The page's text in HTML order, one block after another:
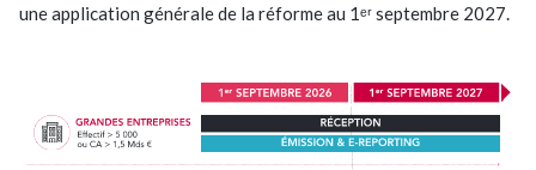
une application générale de la réforme au 1ᵉʳ septembre 2027.